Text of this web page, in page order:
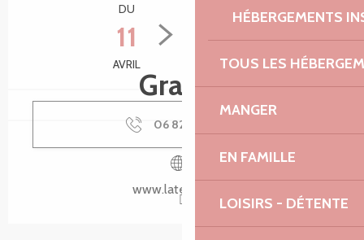
HÉBERGEMENTS
TOUS LES
MANGER
EN FAMILLE
LOISIRS - DÉTENTE
DU
11
AVRIL
30
SEPTEMBRE
Gratuit
06 82 86 70
www.latelier-14.fr